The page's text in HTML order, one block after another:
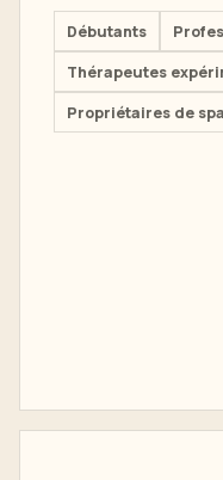
Débutants
Thérapeutes
Propriétaires de